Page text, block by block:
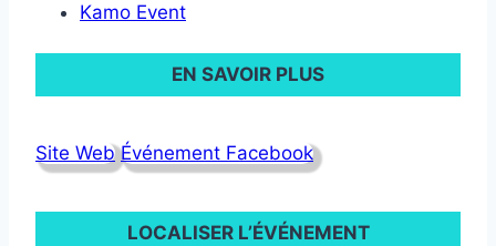
Kamo Event
EN SAVOIR PLUS
Site Web Événement Facebook
LOCALISER L’ÉVÉNEMENT